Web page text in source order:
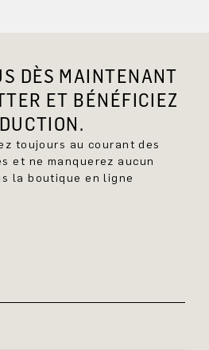
DÈS MAINTENANT
ET BÉNÉFICIEZ
toujours au courant des
et ne manquerez aucun
la boutique en ligne